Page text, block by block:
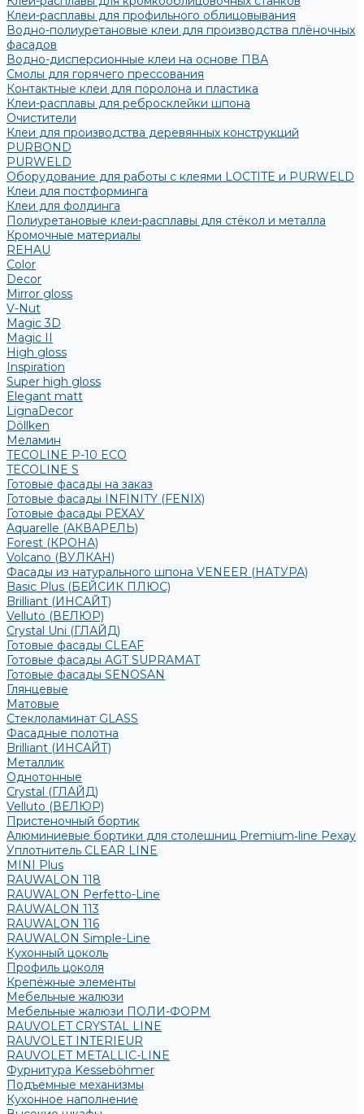
Клеи-расплавы для профильного облицовывания
Водно-полиуретановые клеи для производства плёночных
фасадов
Водно-дисперсионные клеи на основе ПВА
Смолы для горячего прессования
Контактные клеи для поролона и пластика
Клеи-расплавы для ребросклейки шпона
Очистители
Клеи для производства деревянных конструкций
PURBOND
PURWELD
Оборудование для работы с клеями LOCTITE и PURWELD
Клеи для постформинга
Клеи для фолдинга
Полиуретановые клеи-расплавы для стёкол и металла
Кромочные материалы
REHAU
Color
Decor
Mirror gloss
V-Nut
Magic 3D
Magic II
High gloss
Inspiration
Super high gloss
Elegant matt
LignaDecor
Döllken
Меламин
TECOLINE P-10 ECO
TECOLINE S
Готовые фасады на заказ
Готовые фасады INFINITY (FENIX)
Готовые фасады РЕХАУ
Aquarelle (АКВАРЕЛЬ)
Forest (КРОНА)
Volcano (ВУЛКАН)
Фасады из натурального шпона VENEER (НАТУРА)
Basic Plus (БЕЙСИК ПЛЮС)
Brilliant (ИНСАЙТ)
Velluto (ВЕЛЮР)
Crystal Uni (ГЛАЙД)
Готовые фасады CLEAF
Готовые фасады AGT SUPRAMAT
Готовые фасады SENOSAN
Глянцевые
Матовые
Стеклоламинат GLASS
Фасадные полотна
Brilliant (ИНСАЙТ)
Металлик
Однотонные
Crystal (ГЛАЙД)
Velluto (ВЕЛЮР)
Пристеночный бортик
Алюминиевые бортики для столешниц Premium‑line Рехау
Уплотнитель CLEAR LINE
MINI Plus
RAUWALON 118
RAUWALON Perfetto-Line
RAUWALON 113
RAUWALON 116
RAUWALON Simple-Line
Кухонный цоколь
Профиль цоколя
Крепёжные элементы
Мебельные жалюзи
Мебельные жалюзи ПОЛИ-ФОРМ
RAUVOLET CRYSTAL LINE
RAUVOLET INTERIEUR
RAUVOLET METALLIC-LINE
Фурнитура Kesseböhmer
Подъемные механизмы
Кухонное наполнение